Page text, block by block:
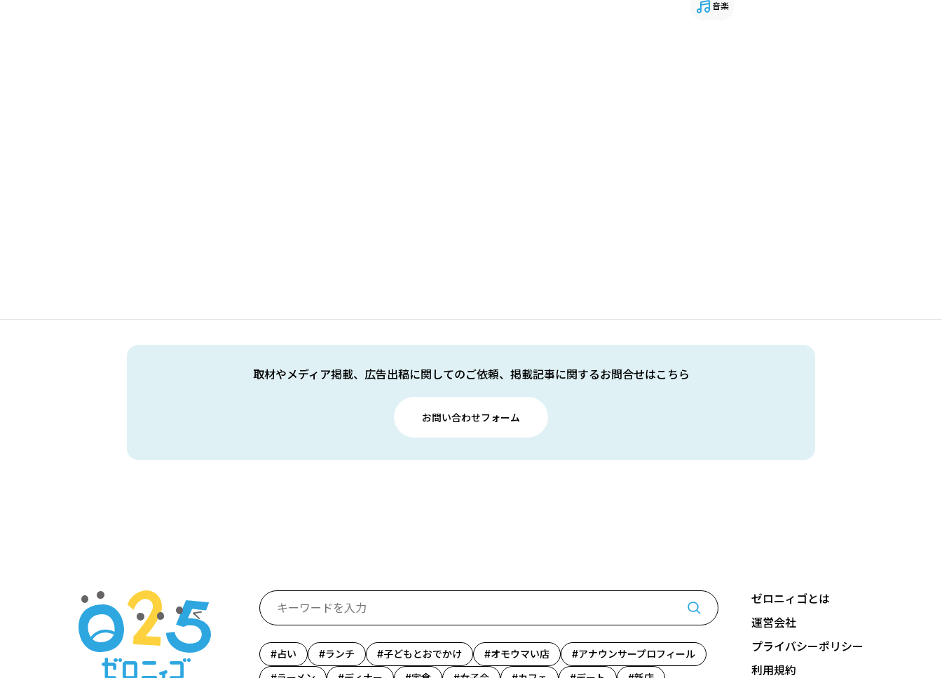
音楽
取材やメディア掲載、広告出稿に関してのご依頼、掲載記事に関するお問合せはこちら
お問い合わせフォーム
占い ランチ 子どもとおでかけ オモウマい店
アナウンサープロフィール
ゼロニィゴとは
運営会社
プライバシーポリシー
利用規約